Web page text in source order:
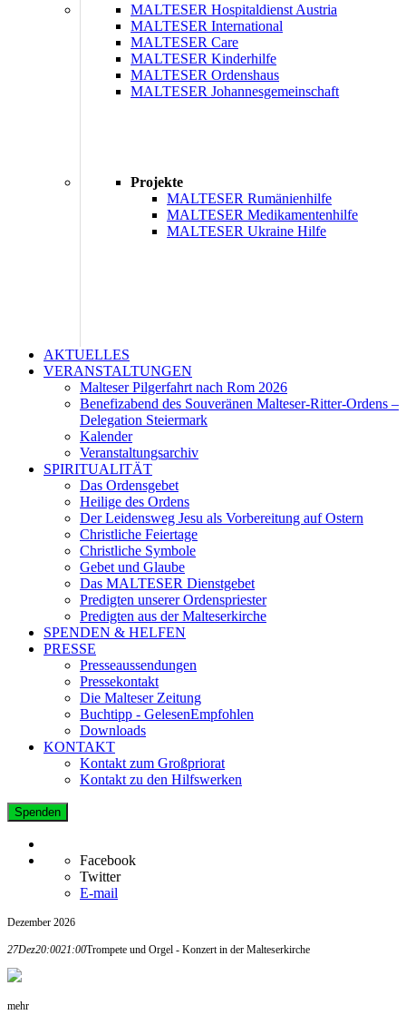
MALTESER Hospitaldienst Austria
MALTESER International
MALTESER Care
MALTESER Kinderhilfe
MALTESER Ordenshaus
MALTESER Johannesgemeinschaft
Projekte
MALTESER Rumänienhilfe
MALTESER Medikamentenhilfe
MALTESER Ukraine Hilfe
AKTUELLES
VERANSTALTUNGEN
Malteser Pilgerfahrt nach Rom 2026
Benefizabend des Souveränen Malteser-Ritter-Ordens –
Delegation Steiermark
Kalender
Veranstaltungsarchiv
SPIRITUALITÄT
Das Ordensgebet
Heilige des Ordens
Der Leidensweg Jesu als Vorbereitung auf Ostern
Christliche Feiertage
Christliche Symbole
Gebet und Glaube
Das MALTESER Dienstgebet
Predigten unserer Ordenspriester
Predigten aus der Malteserkirche
SPENDEN & HELFEN
PRESSE
Presseaussendungen
Pressekontakt
Die Malteser Zeitung
Buchtipp - GelesenEmpfohlen
Downloads
KONTAKT
Kontakt zum Großpriorat
Kontakt zu den Hilfswerken
Spenden
Facebook
Twitter
E-mail
Dezember 2026
27Dez20:0021:00Trompete und Orgel - Konzert in der Malteserkirche
mehr